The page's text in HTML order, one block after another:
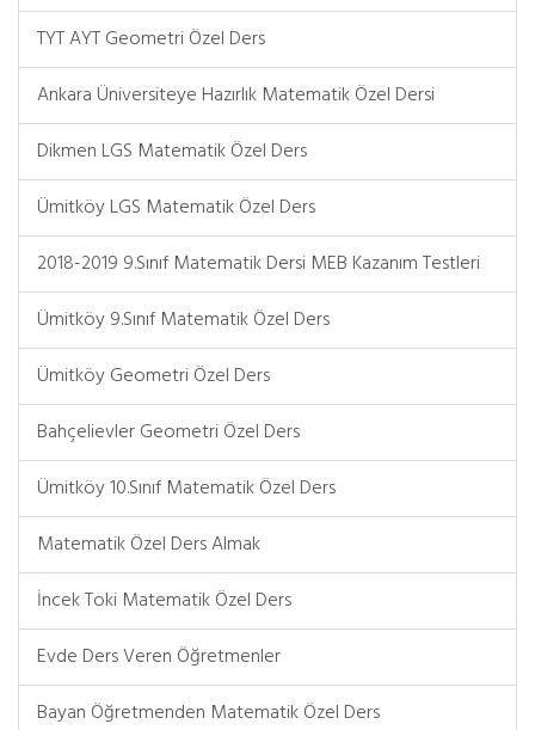
TYT AYT Geometri Özel Ders
Ankara Üniversiteye Hazırlık Matematik Özel Dersi
Dikmen LGS Matematik Özel Ders
Ümitköy LGS Matematik Özel Ders
2018-2019 9.Sınıf Matematik Dersi MEB Kazanım Testleri
Ümitköy 9.Sınıf Matematik Özel Ders
Ümitköy Geometri Özel Ders
Bahçelievler Geometri Özel Ders
Ümitköy 10.Sınıf Matematik Özel Ders
Matematik Özel Ders Almak
İncek Toki Matematik Özel Ders
Evde Ders Veren Öğretmenler
Bayan Öğretmenden Matematik Özel Ders